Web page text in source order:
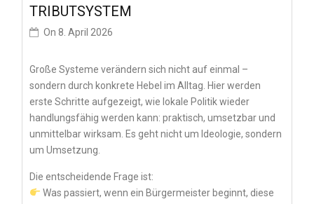
TRIBUTSYSTEM
On 8. April 2026
Große Systeme verändern sich nicht auf einmal –
sondern durch konkrete Hebel im Alltag. Hier werden
erste Schritte aufgezeigt, wie lokale Politik wieder
handlungsfähig werden kann: praktisch, umsetzbar und
unmittelbar wirksam. Es geht nicht um Ideologie, sondern
um Umsetzung.
Die entscheidende Frage ist:
Was passiert, wenn ein Bürgermeister beginnt, diese